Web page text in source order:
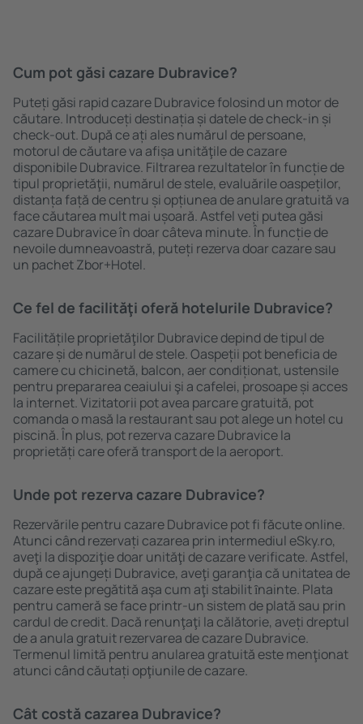
Cum pot găsi cazare Dubravice?
Puteți găsi rapid cazare Dubravice folosind un motor de
căutare. Introduceți destinația și datele de check-in și
check-out. După ce ați ales numărul de persoane,
motorul de căutare va afișa unităţile de cazare
disponibile Dubravice. Filtrarea rezultatelor în funcție de
tipul proprietăţii, numărul de stele, evaluările oaspeților,
distanța față de centru și opțiunea de anulare gratuită va
face căutarea mult mai ușoară. Astfel veți putea găsi
cazare Dubravice în doar câteva minute. În funcție de
nevoile dumneavoastră, puteți rezerva doar cazare sau
un pachet Zbor+Hotel.
Ce fel de facilităţi oferă hotelurile Dubravice?
Facilitățile proprietăţilor Dubravice depind de tipul de
cazare și de numărul de stele. Oaspeții pot beneficia de
camere cu chicinetă, balcon, aer condiționat, ustensile
pentru prepararea ceaiului şi a cafelei, prosoape și acces
la internet. Vizitatorii pot avea parcare gratuită, pot
comanda o masă la restaurant sau pot alege un hotel cu
piscină. În plus, pot rezerva cazare Dubravice la
proprietăți care oferă transport de la aeroport.
Unde pot rezerva cazare Dubravice?
Rezervările pentru cazare Dubravice pot fi făcute online.
Atunci când rezervați cazarea prin intermediul eSky.ro,
aveţi la dispoziţie doar unităţi de cazare verificate. Astfel,
după ce ajungeți Dubravice, aveţi garanţia că unitatea de
cazare este pregătită aşa cum aţi stabilit ȋnainte. Plata
pentru cameră se face printr-un sistem de plată sau prin
cardul de credit. Dacă renunţaţi la călătorie, aveți dreptul
de a anula gratuit rezervarea de cazare Dubravice.
Termenul limită pentru anularea gratuită este menţionat
atunci când căutați opţiunile de cazare.
Cât costă cazarea Dubravice?